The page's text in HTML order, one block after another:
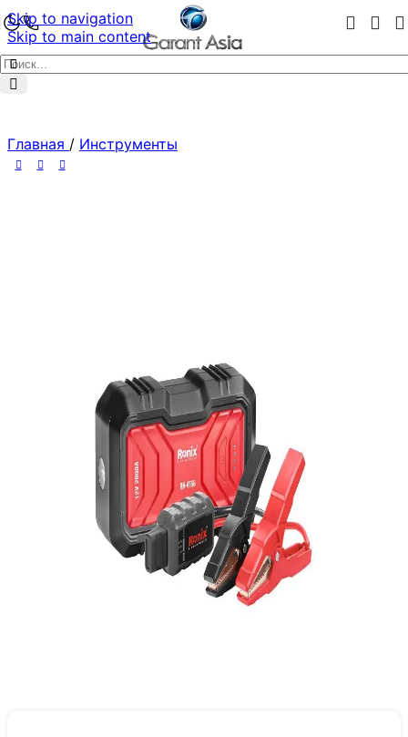
Skip to navigation
Skip to main content
Главная / Инструменты